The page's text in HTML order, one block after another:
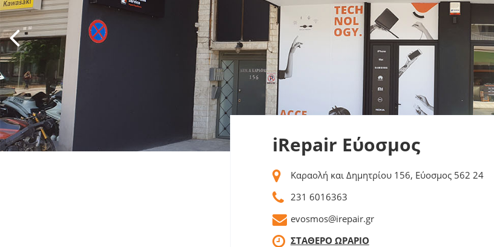
iRepair Εύοσμος
Καραολή και Δημητρίου 156, Εύοσμος 562 24
231 6016363
evosmos@irepair.gr
ΣΤΑΘΕΡΟ ΩΡΑΡΙΟ